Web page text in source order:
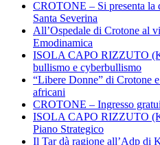
CROTONE – Si presenta la
Santa Severina
All’Ospedale di Crotone al
Emodinamica
ISOLA CAPO RIZZUTO
bullismo e cyberbullismo
“Libere Donne” di Crotone
africani
CROTONE – Ingresso
ISOLA CAPO RIZZUTO
Piano Strategico
Il Tar dà ragione all’Adp di